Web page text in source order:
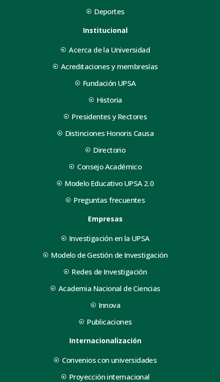
Deportes
Institucional
Acerca de la Universidad
Acreditaciones y membresías
Fundación UPSA
Historia
Presidentes y Rectores
Distinciones Honoris Causa
Directorio
Consejo Académico
Modelo Educativo UPSA 2.0
Preguntas frecuentes
Empresas
Investigación en la UPSA
Modelo de Gestión de Investigación
Redes de Investigación
Academia Nacional de Ciencias
Innova
Publicaciones
Internacionalización
Convenios con universidades
Proyección internacional